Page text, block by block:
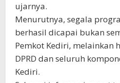
ujarnya.
Menurutnya, segala
berhasil dicapai bukan
Pemkot Kediri, melainkan
DPRD dan seluruh
Kediri.